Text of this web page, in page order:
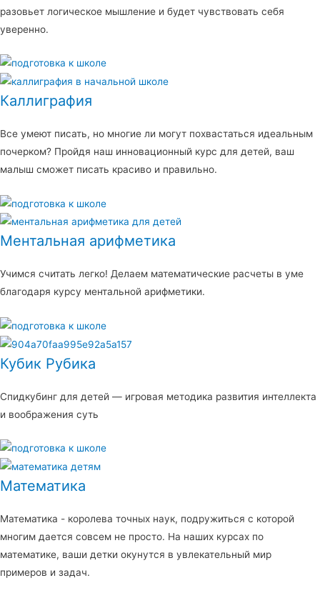
разовьет логическое мышление и будет чувствовать себя
уверенно.
Каллиграфия
Все умеют писать, но многие ли могут похвастаться идеальным
почерком? Пройдя наш инновационный курс для детей, ваш
малыш сможет писать красиво и правильно.
Ментальная арифметика
Учимся считать легко! Делаем математические расчеты в уме
благодаря курсу ментальной арифметики.
Кубик Рубика
Спидкубинг для детей — игровая методика развития интеллекта
и воображения суть
Математика
Математика - королева точных наук, подружиться с которой
многим дается совсем не просто. На наших курсах по
математике, ваши детки окунутся в увлекательный мир
примеров и задач.